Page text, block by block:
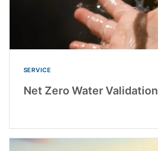
SERVICE
Net Zero Water Validation